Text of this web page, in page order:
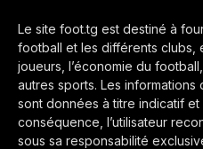
Le site foot.tg est destiné à
football et les différents clubs,
joueurs, l’économie du
autres sports. Les
sont données à titre indicatif et
conséquence, l’utilisateur
sous sa responsabilité